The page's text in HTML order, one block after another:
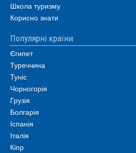
Школа туризму
Корисно знати
Популярні країни
Єгипет
Туреччина
Туніс
Чорногорія
Грузія
Болгарія
Іспанія
Італія
Кіпр